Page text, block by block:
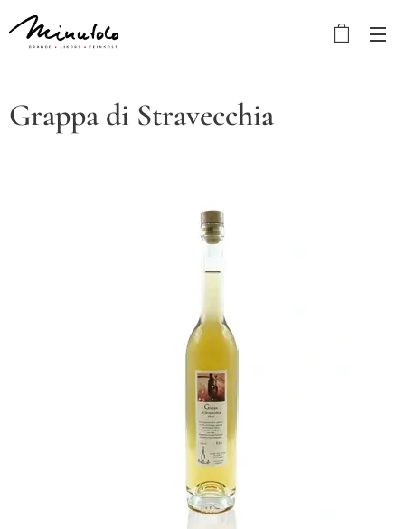
Grappa di Stravecchia